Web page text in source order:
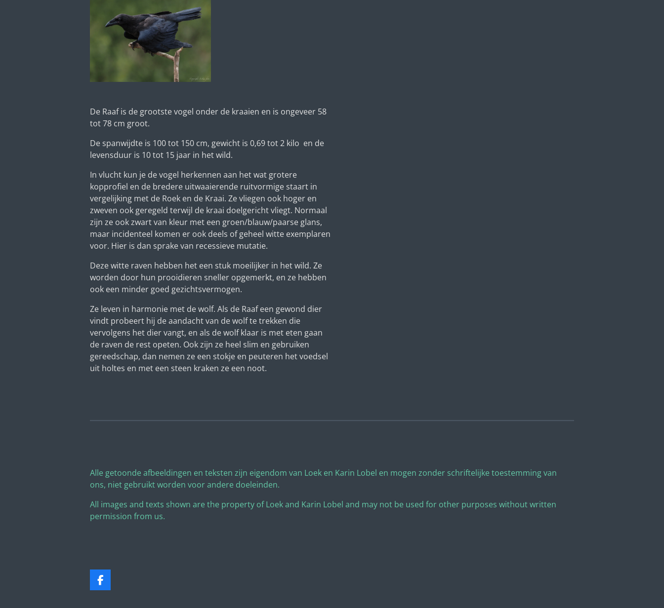
De Raaf is de grootste vogel onder de kraaien en is ongeveer 58
tot 78 cm groot.
De spanwijdte is 100 tot 150 cm, gewicht is 0,69 tot 2 kilo en de
levensduur is 10 tot 15 jaar in het wild.
In vlucht kun je de vogel herkennen aan het wat grotere
kopprofiel en de bredere uitwaaierende ruitvormige staart in
vergelijking met de Roek en de Kraai. Ze vliegen ook hoger en
zweven ook geregeld terwijl de kraai doelgericht vliegt. Normaal
zijn ze ook zwart van kleur met een groen/blauw/paarse glans,
maar incidenteel komen er ook deels of geheel witte exemplaren
voor. Hier is dan sprake van recessieve mutatie.
Deze witte raven hebben het een stuk moeilijker in het wild. Ze
worden door hun prooidieren sneller opgemerkt, en ze hebben
ook een minder goed gezichtsvermogen.
Ze leven in harmonie met de wolf. Als de Raaf een gewond dier
vindt probeert hij de aandacht van de wolf te trekken die
vervolgens het dier vangt, en als de wolf klaar is met eten gaan
de raven de rest opeten. Ook zijn ze heel slim en gebruiken
gereedschap, dan nemen ze een stokje en peuteren het voedsel
uit holtes en met een steen kraken ze een noot.
Alle getoonde afbeeldingen en teksten zijn eigendom van Loek en Karin Lobel en mogen zonder schriftelijke toestemming van
ons, niet gebruikt worden voor andere doeleinden.
All images and texts shown are the property of Loek and Karin Lobel and may not be used for other purposes without written
permission from us.
F
a